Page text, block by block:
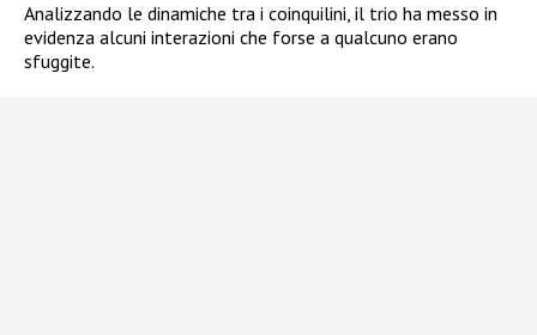
Analizzando le dinamiche tra i coinquilini, il trio ha messo in
evidenza alcuni interazioni che forse a qualcuno erano
sfuggite.